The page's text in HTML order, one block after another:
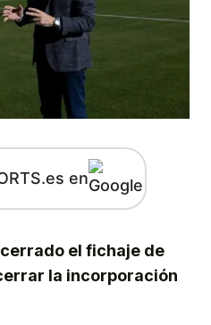
en
el fichaje de
la incorporación